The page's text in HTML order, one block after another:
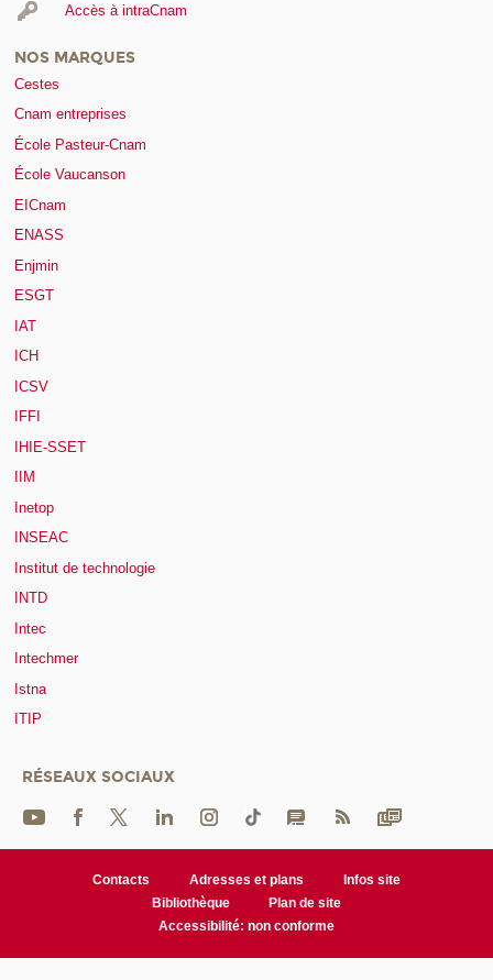
Accès à intraCnam
NOS MARQUES
Cestes
Cnam entreprises
École Pasteur-Cnam
École Vaucanson
EICnam
ENASS
Enjmin
ESGT
IAT
ICH
ICSV
IFFI
IHIE-SSET
IIM
Inetop
INSEAC
Institut de technologie
INTD
Intec
Intechmer
Istna
ITIP
RÉSEAUX SOCIAUX
Contacts Adresses et plans
Infos site
Bibliothèque
Plan de site
Accessibilité: non conforme